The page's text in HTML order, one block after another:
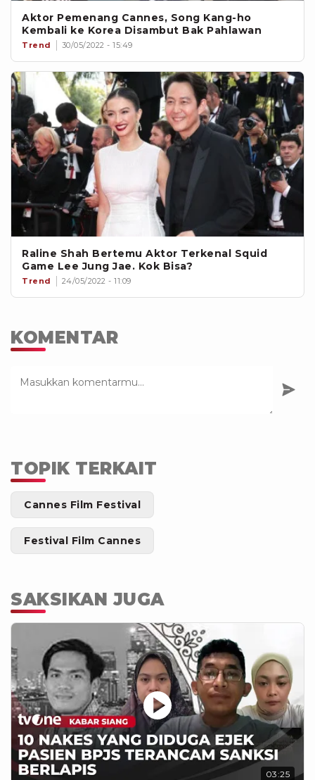
Aktor Pemenang Cannes, Song Kang-ho
Kembali ke Korea Disambut Bak Pahlawan
Trend 30/05/2022 - 15:49
Raline Shah Bertemu Aktor Terkenal Squid
Game Lee Jung Jae. Kok Bisa?
Trend 24/05/2022 - 11:09
KOMENTAR
TOPIK TERKAIT
Cannes Film Festival
Festival Film Cannes
SAKSIKAN JUGA
03:25